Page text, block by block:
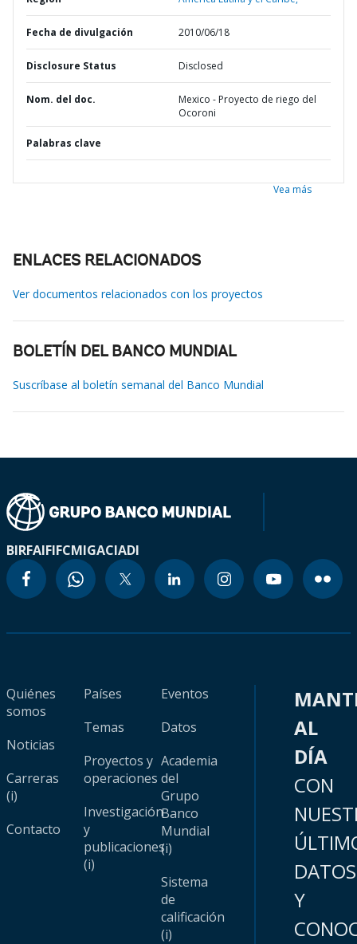
Fecha de divulgación 2010/06/18
Disclosure Status Disclosed
Nom. del doc.
Mexico - Proyecto de riego del
Ocoroni
Palabras clave
Vea más
ENLACES RELACIONADOS
Ver documentos relacionados con los proyectos
BOLETÍN DEL BANCO MUNDIAL
Suscríbase al boletín semanal del Banco Mundial
BIRFAIFIFCMIGACIADI
Quiénes
somos
Noticias
Carreras
(i)
Contacto
Países
Temas
Proyectos y
operaciones
Investigación
y
publicaciones
(i)
Eventos
Datos
Academia
del
Grupo
Banco
Mundial
(i)
Sistema
de
calificación
(i)
AL
DÍA
CON
DATOS
Y